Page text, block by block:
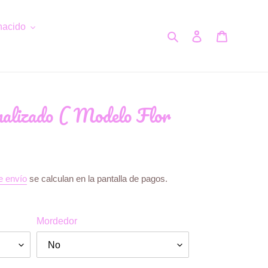
Buscar Ingresar
( Modelo Flor
envío se calculan en la pantalla de pagos.
Mordedor